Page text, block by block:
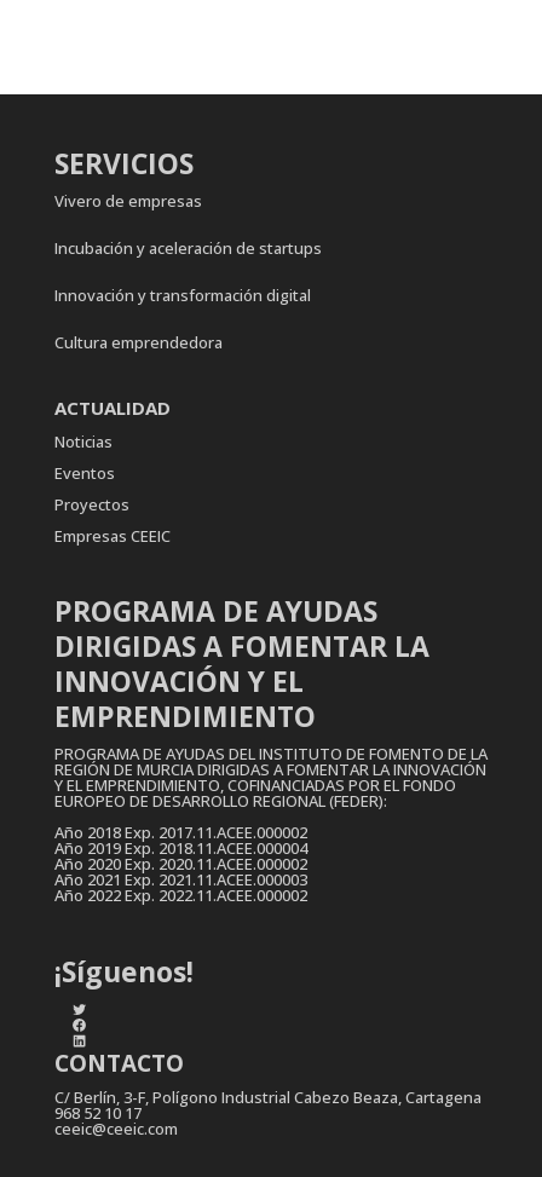
SERVICIOS
Vivero de empresas
Incubación y aceleración de startups
Innovación y transformación digital
Cultura emprendedora
ACTUALIDAD
Noticias
Eventos
Proyectos
Empresas CEEIC
PROGRAMA DE AYUDAS
DIRIGIDAS A FOMENTAR LA
INNOVACIÓN Y EL
EMPRENDIMIENTO
PROGRAMA DE AYUDAS DEL INSTITUTO DE FOMENTO DE LA
REGIÓN DE MURCIA DIRIGIDAS A FOMENTAR LA INNOVACIÓN
Y EL EMPRENDIMIENTO, COFINANCIADAS POR EL FONDO
EUROPEO DE DESARROLLO REGIONAL (FEDER):
Año 2018 Exp. 2017.11.ACEE.000002
Año 2019 Exp. 2018.11.ACEE.000004
Año 2020 Exp. 2020.11.ACEE.000002
Año 2021 Exp. 2021.11.ACEE.000003
Año 2022 Exp. 2022.11.ACEE.000002
¡Síguenos!
Twitter
Facebook
LinkedIn
CONTACTO
C/ Berlín, 3-F, Polígono Industrial Cabezo Beaza, Cartagena
968 52 10 17
ceeic@ceeic.com